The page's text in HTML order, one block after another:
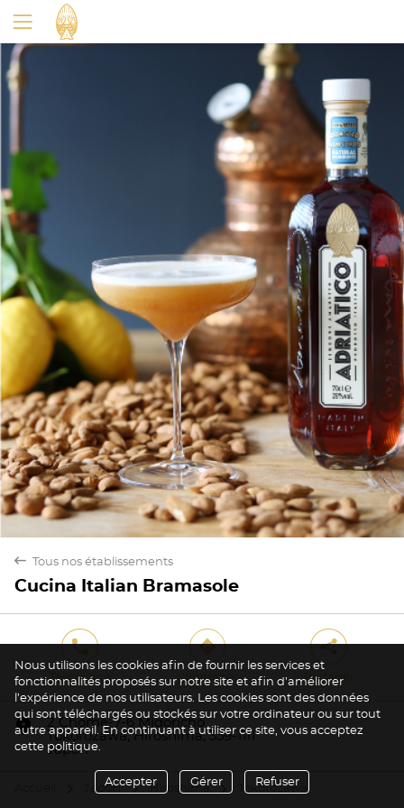
back Tous nos établissements
Cucina Italian Bramasole
phone
Téléphone
direction
Itinéraire
share
Partager
marker
2 Chome-7-6 Midoricho
Tokorozawa, Hiroshima, 359-1111
Japon
Japon arrow Hiroshima Tokorozawa
Nous utilisons les cookies afin de fournir les services et
fonctionnalités proposés sur notre site et afin d’améliorer
l’expérience de nos utilisateurs. Les cookies sont des données
qui sont téléchargés ou stockés sur votre ordinateur ou sur tout
autre appareil. En continuant à utiliser ce site, vous acceptez
cette politique.
Accepter Gérer Refuser